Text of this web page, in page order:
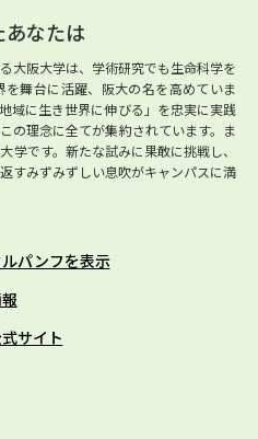
あなたは
大阪大学は、学術研究でも生命科学を
舞台に活躍、阪大の名を高めていま
域に生き世界に伸びる」を忠実に実践
の理念に全てが集約されています。ま
学です。新たな試みに果敢に挑戦し、
すみずみずしい息吹がキャンパスに満
パンフを表示
サイト